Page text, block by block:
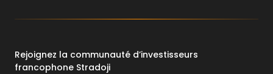
Rejoignez la communauté d’investisseurs
francophone Stradoji